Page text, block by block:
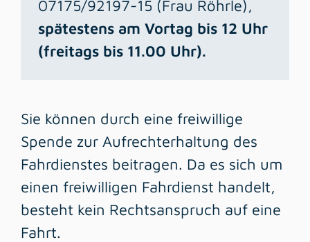
07175/92197-15 (Frau Röhrle),
spätestens am Vortag bis 12 Uhr
(freitags bis 11.00 Uhr).
Sie können durch eine freiwillige
Spende zur Aufrechterhaltung des
Fahrdienstes beitragen. Da es sich um
einen freiwilligen Fahrdienst handelt,
besteht kein Rechtsanspruch auf eine
Fahrt.